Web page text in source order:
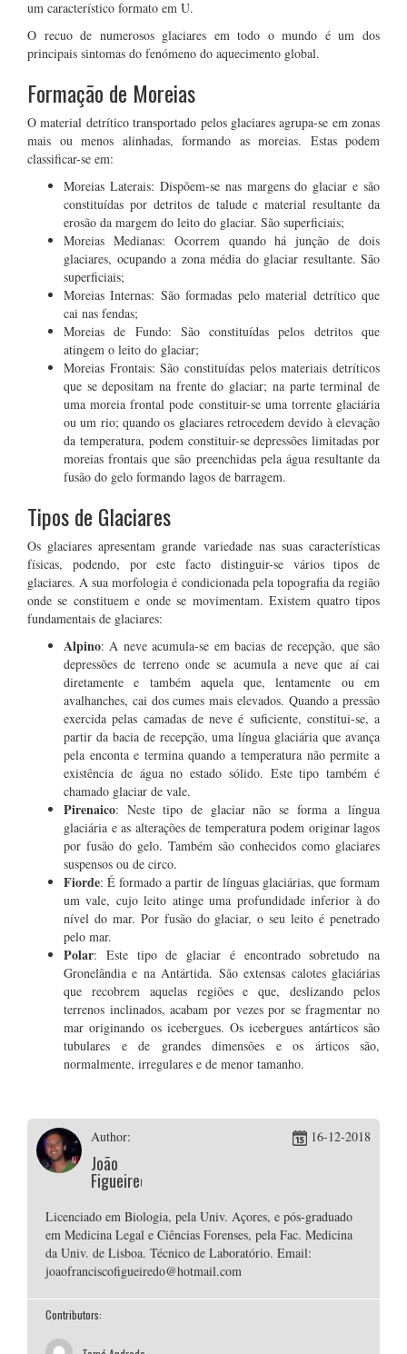
um característico formato em U.
O recuo de numerosos glaciares em todo o mundo é um dos
principais sintomas do fenómeno do aquecimento global.
Formação de Moreias
O material detrítico transportado pelos glaciares agrupa-se em zonas
mais ou menos alinhadas, formando as moreias. Estas podem
classificar-se em:
Moreias Laterais: Dispõem-se nas margens do glaciar e são
constituídas por detritos de talude e material resultante da
erosão da margem do leito do glaciar. São superficiais;
Moreias Medianas: Ocorrem quando há junção de dois
glaciares, ocupando a zona média do glaciar resultante. São
superficiais;
Moreias Internas: São formadas pelo material detrítico que
cai nas fendas;
Moreias de Fundo: São constituídas pelos detritos que
atingem o leito do glaciar;
Moreias Frontais: São constituídas pelos materiais detríticos
que se depositam na frente do glaciar; na parte terminal de
uma moreia frontal pode constituir-se uma torrente glaciária
ou um rio; quando os glaciares retrocedem devido à elevação
da temperatura, podem constituir-se depressões limitadas por
moreias frontais que são preenchidas pela água resultante da
fusão do gelo formando lagos de barragem.
Tipos de Glaciares
Os glaciares apresentam grande variedade nas suas características
físicas, podendo, por este facto distinguir-se vários tipos de
glaciares. A sua morfologia é condicionada pela topografia da região
onde se constituem e onde se movimentam. Existem quatro tipos
fundamentais de glaciares:
Alpino: A neve acumula-se em bacias de recepção, que são
depressões de terreno onde se acumula a neve que aí cai
diretamente e também aquela que, lentamente ou em
avalhanches, cai dos cumes mais elevados. Quando a pressão
exercida pelas camadas de neve é suficiente, constitui-se, a
partir da bacia de recepção, uma língua glaciária que avança
pela enconta e termina quando a temperatura não permite a
existência de água no estado sólido. Este tipo também é
chamado glaciar de vale.
Pirenaico: Neste tipo de glaciar não se forma a língua
glaciária e as alterações de temperatura podem originar lagos
por fusão do gelo. Também são conhecidos como glaciares
suspensos ou de circo.
Fiorde: É formado a partir de línguas glaciárias, que formam
um vale, cujo leito atinge uma profundidade inferior à do
nível do mar. Por fusão do glaciar, o seu leito é penetrado
pelo mar.
Polar: Este tipo de glaciar é encontrado sobretudo na
Gronelândia e na Antártida. São extensas calotes glaciárias
que recobrem aquelas regiões e que, deslizando pelos
terrenos inclinados, acabam por vezes por se fragmentar no
mar originando os icebergues. Os icebergues antárticos são
tubulares e de grandes dimensões e os árticos são,
normalmente, irregulares e de menor tamanho.
Author:
João
Figueiredo
16-12-2018
Licenciado em Biologia, pela Univ. Açores, e pós-graduado
em Medicina Legal e Ciências Forenses, pela Fac. Medicina
da Univ. de Lisboa. Técnico de Laboratório. Email:
joaofranciscofigueiredo@hotmail.com
Contributors: